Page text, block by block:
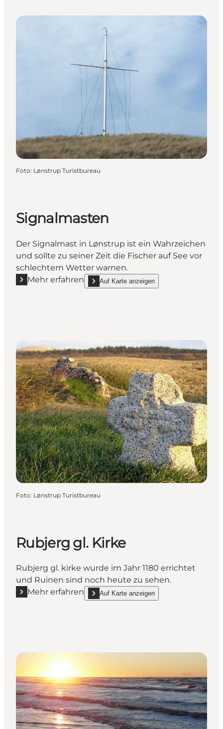
Foto: Lønstrup Turistbureau
Signalmasten
Der Signalmast in Lønstrup ist ein Wahrzeichen
und sollte zu seiner Zeit die Fischer auf See vor
schlechtem Wetter warnen.
Mehr erfahren
Mehr erfahren "Signalmasten"
Auf Karte anzeigen
show Signalmasten on_map
Foto: Lønstrup Turistbureau
Rubjerg gl. Kirke
Rubjerg gl. kirke wurde im Jahr 1180 errichtet
und Ruinen sind noch heute zu sehen.
Mehr erfahren
Mehr erfahren "Rubjerg gl. Kirke"
Auf Karte anzeigen
show Rubjerg gl. Kirke on_map